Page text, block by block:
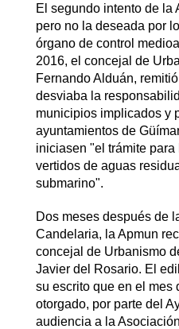
El segundo intento de la
pero no la deseada por
órgano de control
2016, el concejal de
Fernando Alduán,
desviaba la
municipios implicados y
ayuntamientos de
iniciasen "el trámite
vertidos de aguas
submarino".
Dos meses después de
Candelaria, la Apmun
concejal de Urbanismo
Javier del Rosario. El
su escrito que en el mes
otorgado, por parte del
audiencia a la